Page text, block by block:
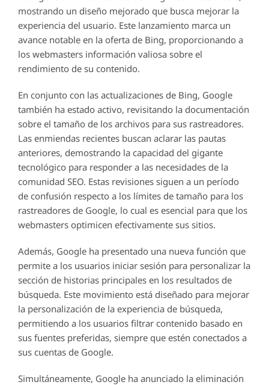
mostrando un diseño mejorado que busca mejorar la
experiencia del usuario. Este lanzamiento marca un
avance notable en la oferta de Bing, proporcionando a
los webmasters información valiosa sobre el
rendimiento de su contenido.
En conjunto con las actualizaciones de Bing, Google
también ha estado activo, revisitando la documentación
sobre el tamaño de los archivos para sus rastreadores.
Las enmiendas recientes buscan aclarar las pautas
anteriores, demostrando la capacidad del gigante
tecnológico para responder a las necesidades de la
comunidad SEO. Estas revisiones siguen a un período
de confusión respecto a los límites de tamaño para los
rastreadores de Google, lo cual es esencial para que los
webmasters optimicen efectivamente sus sitios.
Además, Google ha presentado una nueva función que
permite a los usuarios iniciar sesión para personalizar la
sección de historias principales en los resultados de
búsqueda. Este movimiento está diseñado para mejorar
la personalización de la experiencia de búsqueda,
permitiendo a los usuarios filtrar contenido basado en
sus fuentes preferidas, siempre que estén conectados a
sus cuentas de Google.
Simultáneamente, Google ha anunciado la eliminación